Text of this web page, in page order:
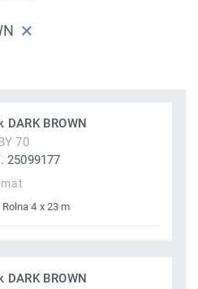
DARK BROWN
70
25099177
Rolna 4 x 23 m
DARK BROWN